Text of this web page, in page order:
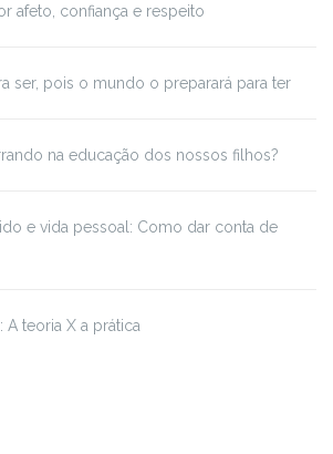
afeto, confiança e respeito
ser, pois o mundo o preparará para ter
na educação dos nossos filhos?
e vida pessoal: Como dar conta de
teoria X a prática